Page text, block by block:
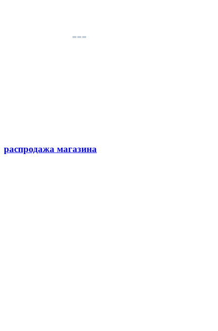
распродажа магазина